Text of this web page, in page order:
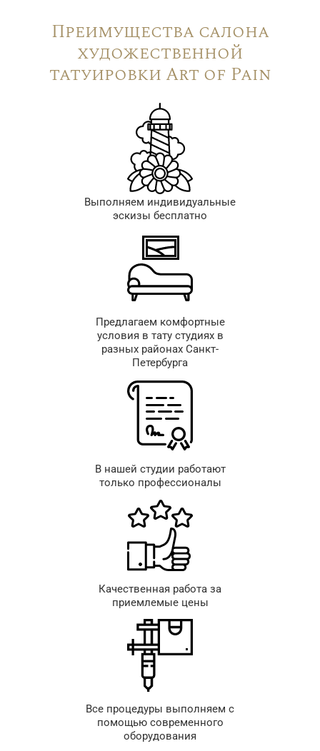
Преимущества салона
художественной
татуировки Art of Pain
Выполняем индивидуальные
эскизы бесплатно
Предлагаем комфортные
условия в тату студиях в
разных районах Санкт-
Петербурга
В нашей студии работают
только профессионалы
Качественная работа за
приемлемые цены
Все процедуры выполняем с
помощью современного
оборудования